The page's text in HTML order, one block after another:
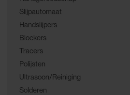
Slijpautomaat
Handslijpers
Blockers
Tracers
Polijsten
Ultrasoon/Reiniging
Solderen